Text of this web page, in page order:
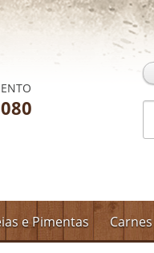
e Pimentas